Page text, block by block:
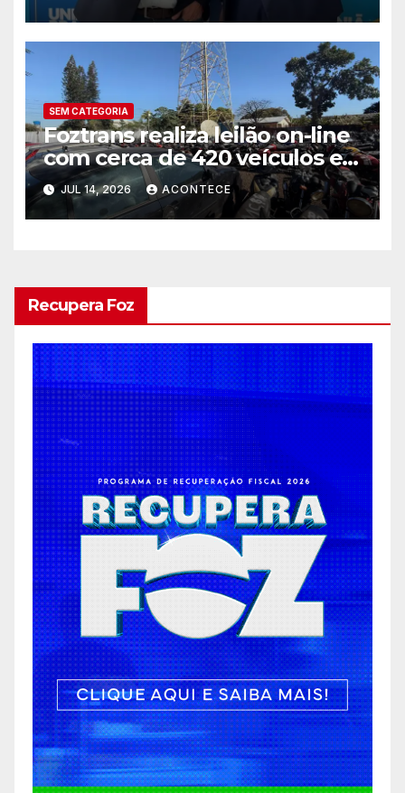
SEM CATEGORIA
Foztrans realiza leilão on-line
com cerca de 420 veículos e
sucatas
JUL 14, 2026 ACONTECE
Recupera Foz